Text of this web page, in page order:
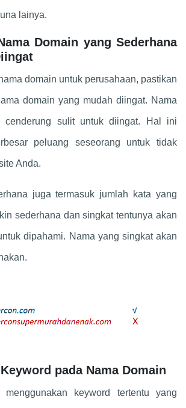
lainya.
Domain yang Sederhana
domain untuk perusahaan, pastikan
domain yang mudah diingat. Nama
cenderung sulit untuk diingat. Hal ini
peluang seseorang untuk tidak
Anda.
juga termasuk jumlah kata yang
sederhana dan singkat tentunya akan
dipahami. Nama yang singkat akan
pada Nama Domain
keyword tertentu yang